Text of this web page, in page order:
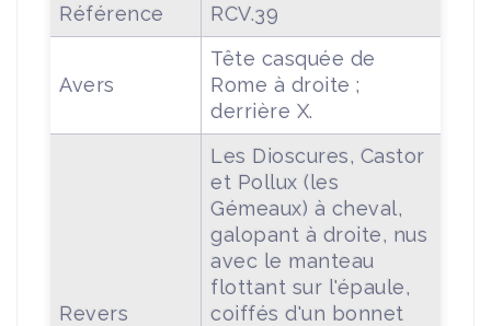
Référence
RCV.39
Avers
Tête casquée de
Rome à droite ;
derrière X.
Revers
Les Dioscures, Castor
et Pollux (les
Gémeaux) à cheval,
galopant à droite, nus
avec le manteau
flottant sur l'épaule,
coiffés d'un bonnet